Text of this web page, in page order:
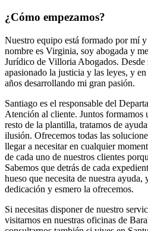
¿Cómo empezamos?
Nuestro equipo está formado por mí
nombre es Virginia, soy abogada y
Jurídico de Villoria Abogados. Desde
apasionado la justicia y las leyes, y
años desarrollando mi gran pasión.
Santiago es el responsable del
Atención al cliente. Juntos formamos
resto de la plantilla, tratamos de
ilusión. Ofrecemos todas las
llegar a necesitar en cualquier
de cada uno de nuestros clientes
Sabemos que detrás de cada
hueso que necesita de nuestra ayuda,
dedicación y esmero la ofrecemos.
Si necesitas disponer de nuestro
visitarnos en nuestras oficinas de